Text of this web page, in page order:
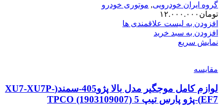
گروه ایران خودرویی, موتوری خودرو
تومان ۱۲.۰۰۰.۰۰۰
افزودن به لیست علاقمندی ها
افزودن به سبد خرید
نمایش سریع
مقایسه
لوازم کامل موجگیر مدل بالا پژو405-سمند(XU7-XU7P-
EF7)-پژو پارس تیپ 5 TPCO (1903109007)